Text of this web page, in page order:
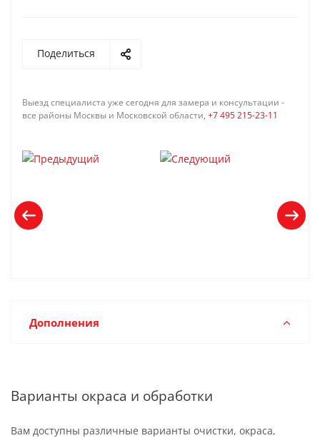
Поделиться
Выезд специалиста уже сегодня для замера и консультации -
все районы Москвы и Московской области, +7 495 215-23-11
Дополнения
Варианты окраса и обработки
Вам доступны различные варианты очистки, окраса,